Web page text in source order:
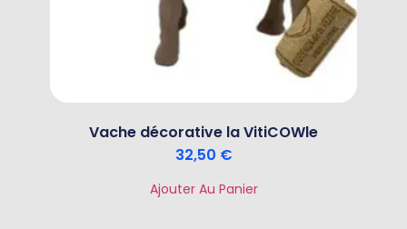
Vache décorative la VitiCOWle
32,50 €
Ajouter Au Panier